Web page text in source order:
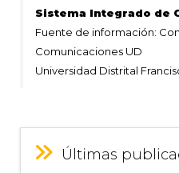
Sistema Integrado de
Fuente de información:
Comunicaciones UD
Universidad Distrital
Últimas